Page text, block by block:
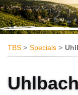
TBS Specials